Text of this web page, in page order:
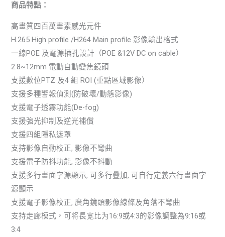
商品特點：
高畫質四百萬畫素感光元件
H.265 High profile /H264 Main profile 影像輸出格式
一線POE 及電源插孔設計（POE &12V DC on cable）
2.8~12mm 電動自動變焦鏡頭
支援數位PTZ 及4 組 ROI (重點區域影像）
支援多種警報偵測(防破壞/動態影像)
支援電子透霧功能(De-fog)
支援強光抑制及逆光補償
支援四組隱私遮罩
支持影像自動校正, 影像不彎曲
支援電子防抖功能, 影像不抖動
支援多行畫面字源顯示, 可多行疊加, 可自行定義六行畫面字
源顯示
支援電子影像校正, 廣角鏡頭影像線條及角落不彎曲
支持走廊模式，可将長宽比为16:9或4:3的影像調整為9:16或
3:4